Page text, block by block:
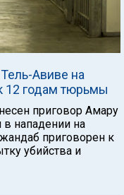
Авиве на
12 годам тюрьмы
приговор Амару
нападении на
приговорен к
убийства и